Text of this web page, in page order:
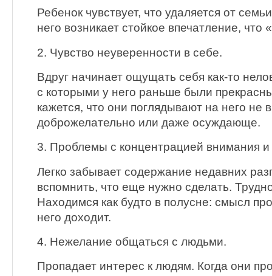
Ребенок чувствует, что удаляется от
него возникает стойкое впечатление, что
2. Чувство неуверенности в себе.
Вдруг начинает ощущать себя как-то
с которыми у него раньше были
кажется, что они поглядывают на него не
доброжелательно или даже осуждающе.
3. Проблемы с концентрацией внимания
Легко забывает содержание недавних
вспомнить, что еще нужно сделать.
Находимся как будто в полусне: смысл
него доходит.
4. Нежелание общаться с людьми.
Пропадает интерес к людям. Когда они